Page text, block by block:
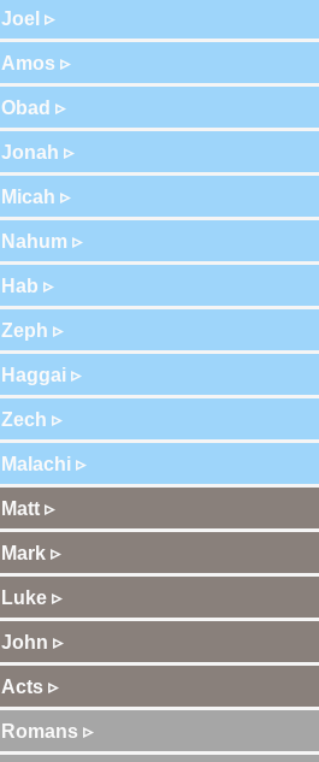
Joel ▹
Amos ▹
Obad ▹
Jonah ▹
Micah ▹
Nahum ▹
Hab ▹
Zeph ▹
Haggai ▹
Zech ▹
Malachi ▹
Matt ▹
Mark ▹
Luke ▹
John ▹
Acts ▹
Romans ▹